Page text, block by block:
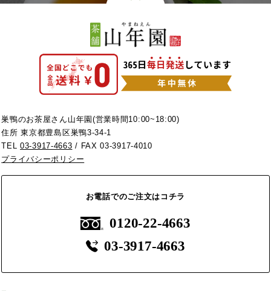
巣鴨のお茶屋さん山年園(営業時間10:00~18:00)
住所 東京都豊島区巣鴨3-34-1
TEL03-3917-4663 / FAX 03-3917-4010
プライバシーポリシー
お電話でのご注文はコチラ
0120-22-4663
03-3917-4663